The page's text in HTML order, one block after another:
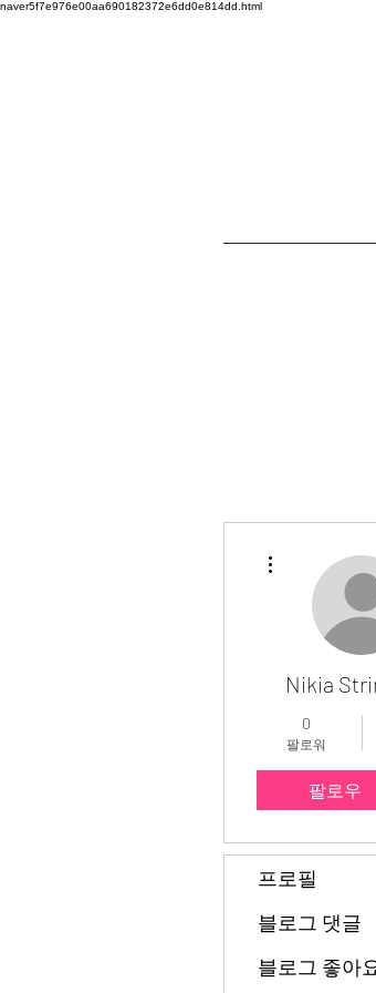
naver5f7e976e00aa690182372e6dd0e814dd.html
Nikia
0
팔로워
팔로우
프로필
블로그 댓글
블로그 좋아